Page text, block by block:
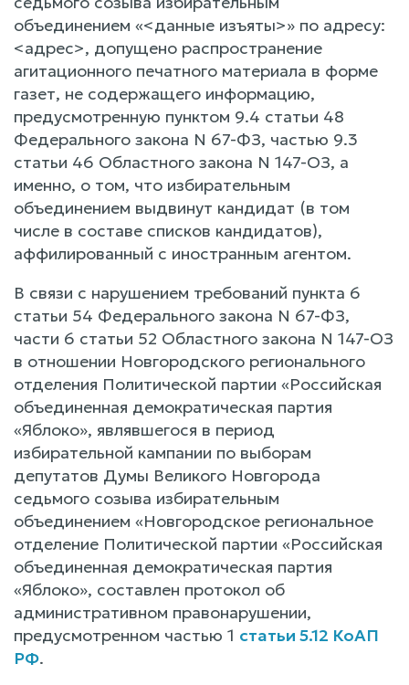
объединением «<данные изъяты>» по адресу:
<адрес>, допущено распространение
агитационного печатного материала в форме
газет, не содержащего информацию,
предусмотренную пунктом 9.4 статьи 48
Федерального закона N 67-ФЗ, частью 9.3
статьи 46 Областного закона N 147-ОЗ, а
именно, о том, что избирательным
объединением выдвинут кандидат (в том
числе в составе списков кандидатов),
аффилированный с иностранным агентом.
В связи с нарушением требований пункта 6
статьи 54 Федерального закона N 67-ФЗ,
части 6 статьи 52 Областного закона N 147-ОЗ
в отношении Новгородского регионального
отделения Политической партии «Российская
объединенная демократическая партия
«Яблоко», являвшегося в период
избирательной кампании по выборам
депутатов Думы Великого Новгорода
седьмого созыва избирательным
объединением «Новгородское региональное
отделение Политической партии «Российская
объединенная демократическая партия
«Яблоко», составлен протокол об
административном правонарушении,
предусмотренном частью 1 статьи 5.12 КоАП
РФ.